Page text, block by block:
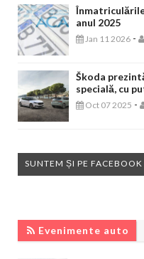
anul 2025
Jan 11 2026 -
Škoda
specială, cu
Oct 07 2025 -
SUNTEM ȘI PE FACEBOOK
Evenimente auto